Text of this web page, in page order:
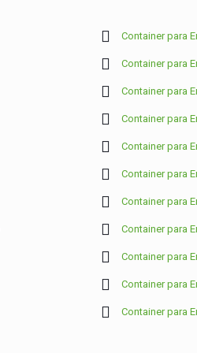
Container para
Container para
Container para
Container para
Container para
Container para
Container para
Container para
Container para
Container para
Container para